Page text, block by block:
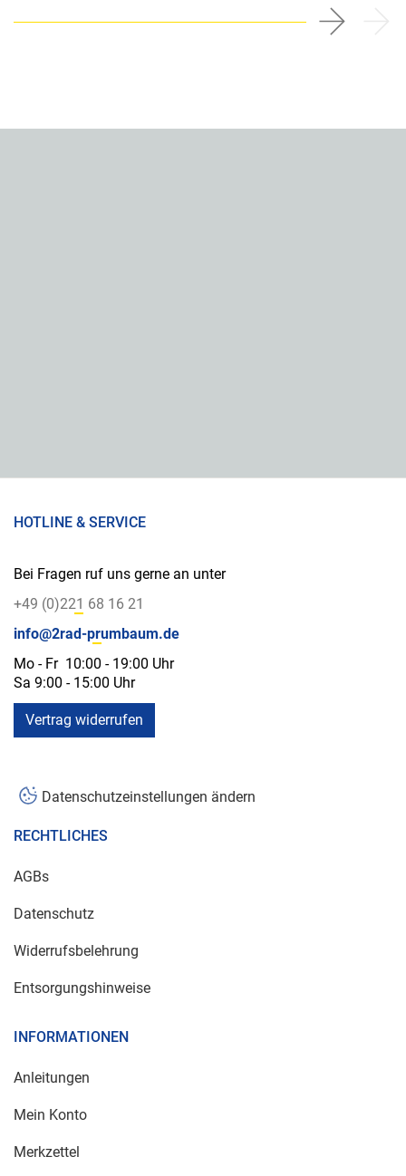
HOTLINE & SERVICE
Bei Fragen ruf uns gerne an unter
+49 (0)221 68 16 21
info@2rad-prumbaum.de
Mo - Fr 10:00 - 19:00 Uhr
Sa 9:00 - 15:00 Uhr
Vertrag widerrufen
Datenschutzeinstellungen ändern
RECHTLICHES
AGBs
Datenschutz
Widerrufsbelehrung
Entsorgungshinweise
INFORMATIONEN
Anleitungen
Mein Konto
Merkzettel